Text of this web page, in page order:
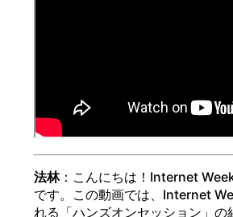
法林：こんにちは！Internet
です。この動画では、Internet
れる「ハンズオンセッション」の